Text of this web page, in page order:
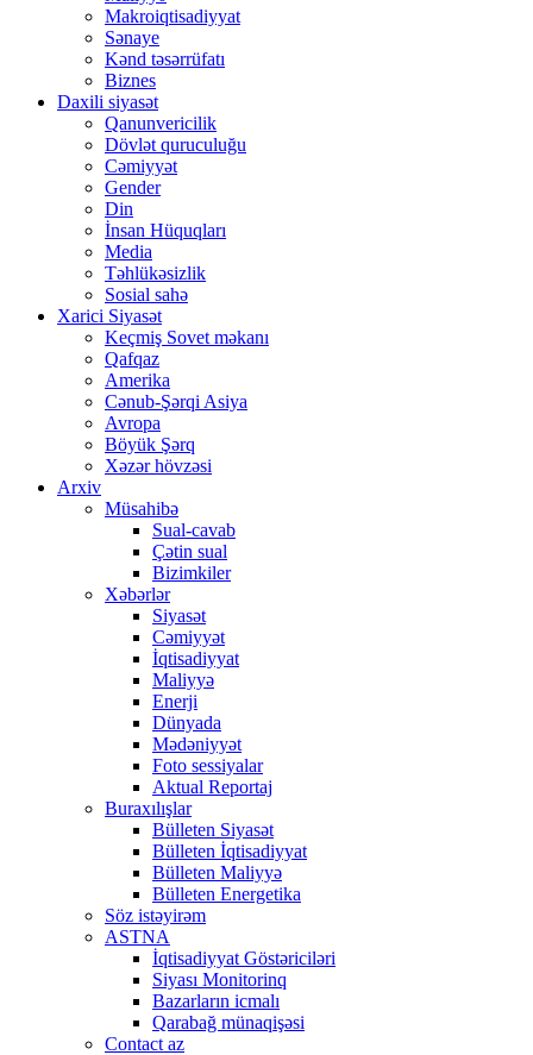
Makroiqtisadiyyat
Sənaye
Kənd təsərrüfatı
Biznes
Daxili siyasət
Qanunvericilik
Dövlət quruculuğu
Cəmiyyət
Gender
Din
İnsan Hüquqları
Media
Təhlükəsizlik
Sosial sahə
Xarici Siyasət
Keçmiş Sovet məkanı
Qafqaz
Amerika
Cənub-Şərqi Asiya
Avropa
Böyük Şərq
Xəzər hövzəsi
Arxiv
Müsahibə
Sual-cavab
Çətin sual
Bizimkiler
Xəbərlər
Siyasət
Cəmiyyət
İqtisadiyyat
Maliyyə
Enerji
Dünyada
Mədəniyyət
Foto sessiyalar
Aktual Reportaj
Buraxılışlar
Bülleten Siyasət
Bülleten İqtisadiyyat
Bülleten Maliyyə
Bülleten Energetika
Söz istəyirəm
ASTNA
İqtisadiyyat Göstəriciləri
Siyası Monitorinq
Bazarların icmalı
Qarabağ münaqişəsi
Contact az